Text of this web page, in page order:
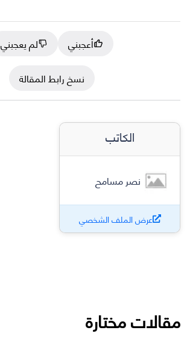
أعجبني
لم يعجبني
نسخ رابط المقالة
الكاتب
نصر مسامح
عرض الملف الشخصي
مقالات مختارة